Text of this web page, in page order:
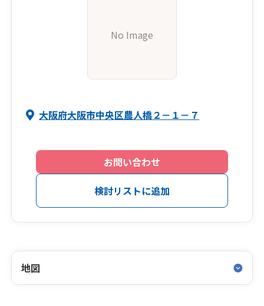
No Image
大阪府大阪市中央区農人橋２－１－７
お問い合わせ
検討リストに追加
地図